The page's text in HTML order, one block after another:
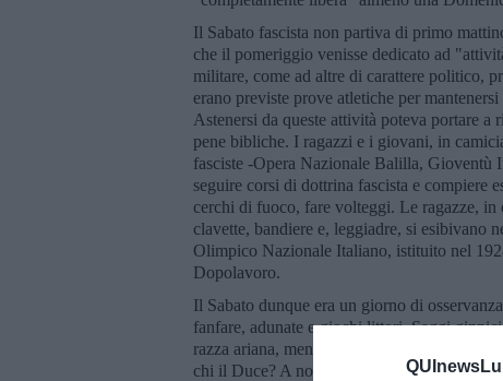
Il Sabato fascista non partiva di primo
che il pomeriggio venisse dedicato ad
militare, come ad altre di carattere politico,
erano previste prove atletiche per
Astenersi da queste attività poteva portare
pene bibliche. I ragazzi e i giovani, in
fasciste -Opera Nazionale Balilla,
seguire corsi di dottrina fascista e compiere
cerchi di fuoco, fare volteggi. Le ragazze, in
clavette, bandiere e, leggiadre, si esibivano
Olimpico Nazionale Italiano, istituito nel
Dopolavoro.
Il Sabato dunque era un giorno di
fanfare, adunate e giochi littori. Saggi
razza ariana, mentre sui colli fatali di Roma
chi il Duce? A noi! Eia, eia, baccalà! Libro e